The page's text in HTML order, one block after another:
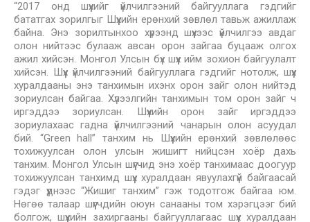
“2017 онд шүүхийг үйлчилгээний байгууллага гэдгийг
бататгах зорилгыг Шүүхийн ерөнхий зөвлөл тавьж ажиллаж
байна. Энэ зорилтынхоо хүрээнд шүүхээс үйлчилгээ авдаг
олон нийтээс булааж авсан орон зайгаа буцааж олгох
ажил хийсэн. Монгол Улсын бүх шүүх ийм зохион байгуулалт
хийсэн. Шүүх үйлчилгээний байгууллага гэдгийг нотолж, шүүх
хуралдааны энэ танхимын ихэнх орон зайг олон нийтэд
зориулсан байгаа. Хүлээлгийн танхимын том орон зайг ч
иргэддээ зориулсан. Шүүхийн орон зайг иргэддээ
зориулахаас гадна үйлчилгээний чанарын олон асуудал
бий. “Green hall” танхим нь Шүүхийн ерөнхий зөвлөлөөс
тохижуулсан олон улсын жишигт нийцсэн хоёр дахь
танхим. Монгол Улсын шүүгчид энэ хоёр танхимаас доогуур
тохижуулсан танхимд шүүх хуралдаан явуулахгүй байгаасай
гэдэг үүднээс “Жишиг танхим” гэж тодотгож байгаа юм.
Нөгөө талаар шүүгчдийн оюун санааны том хэрэгцээг бий
болгож, шүүхийн захиргааны байгууллагаас шүүх хуралдаан